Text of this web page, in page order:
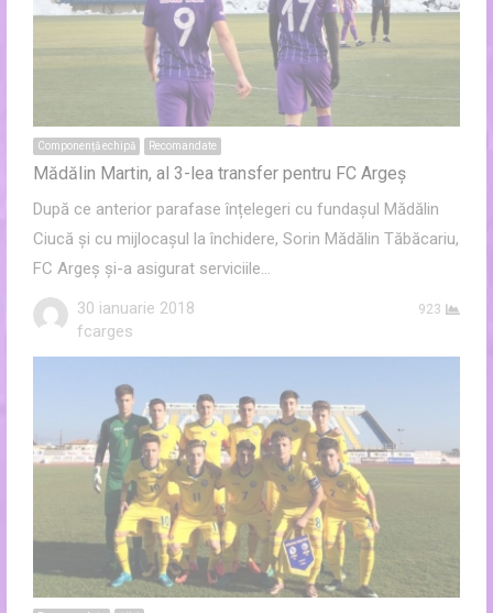
Componență echipă Recomandate
Mădălin Martin, al 3-lea transfer pentru FC Argeș
După ce anterior parafase înțelegeri cu fundaşul Mădălin
Ciucă şi cu mijlocaşul la închidere, Sorin Mădălin Tăbăcariu,
FC Argeș și-a asigurat serviciile…
30 ianuarie 2018
Author
fcarges
923